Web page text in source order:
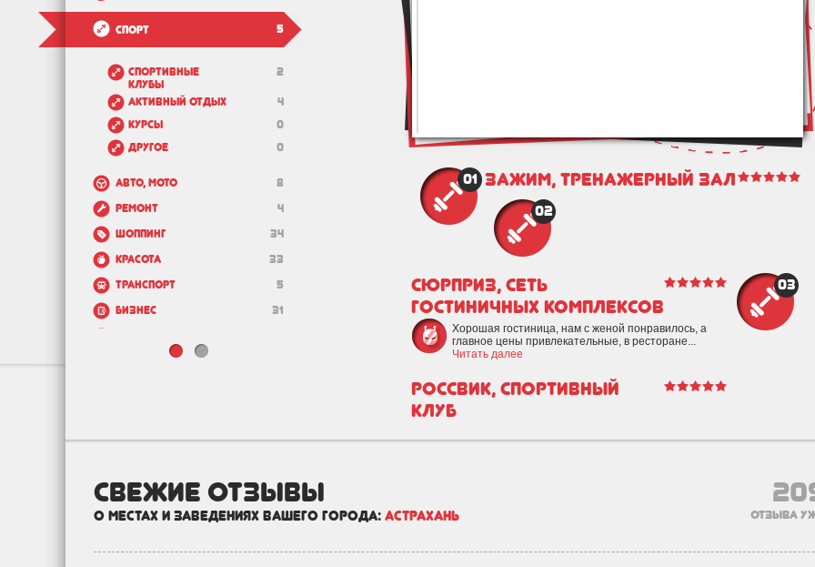
5
Спорт
2
Спортивные
клубы
4
Активный отдых
0
Курсы
0
Другое
8
Авто, мото
4
Ремонт
34
Шоппинг
33
Красота
5
Транспорт
31
Бизнес
01 ЗаЖим, тренажерный зал
02
Сюрприз, сеть
гостиничных комплексов
Хорошая гостиница, нам с женой понравилось, а
главное цены привлекательные, в ресторане...
Читать далее
03
Россвик, cпортивный
клуб
свежие отзывы
о местах и заведениях вашего города: Астрахань отзыва